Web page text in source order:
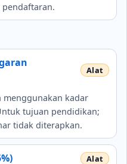
pendaftaran.
kadar
tujuan pendidikan;
tidak diterapkan.